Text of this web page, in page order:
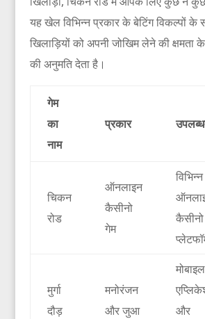
यह खेल विभिन्न प्रकार के बेटिंग विकल्पों के
खिलाड़ियों को अपनी जोखिम लेने की
की अनुमति देता है।
गेम
का
नाम
प्रकार
चिकन
रोड
ऑनलाइन
कैसीनो
गेम
विभिन्न
कैसीनो
मुर्गा
दौड़
मनोरंजन
और जुआ
मोबाइल
और